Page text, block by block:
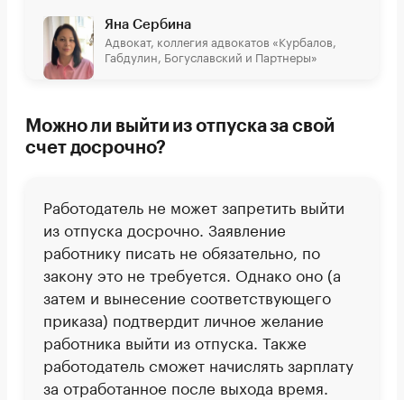
Яна Сербина
Адвокат, коллегия адвокатов «Курбалов,
Габдулин, Богуславский и Партнеры»
Можно ли выйти из отпуска за свой
счет досрочно?
Работодатель не может запретить выйти
из отпуска досрочно. Заявление
работнику писать не обязательно, по
закону это не требуется. Однако оно (а
затем и вынесение соответствующего
приказа) подтвердит личное желание
работника выйти из отпуска. Также
работодатель сможет начислять зарплату
за отработанное после выхода время.